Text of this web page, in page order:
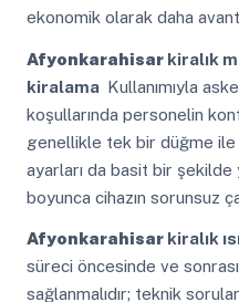
ekonomik olarak daha
Afyonkarahisarkiralık
kiralama Kullanımıyla
koşullarında personelin
genellikle tek bir düğme ile
ayarları da basit bir şekilde
boyunca cihazın sorunsuz
Afyonkarahisarkiralık
süreci öncesinde ve
sağlanmalıdır; teknik